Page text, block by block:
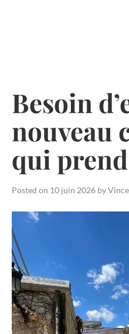
Besoin
nouveau
qui
Posted on 10 juin 2026 by